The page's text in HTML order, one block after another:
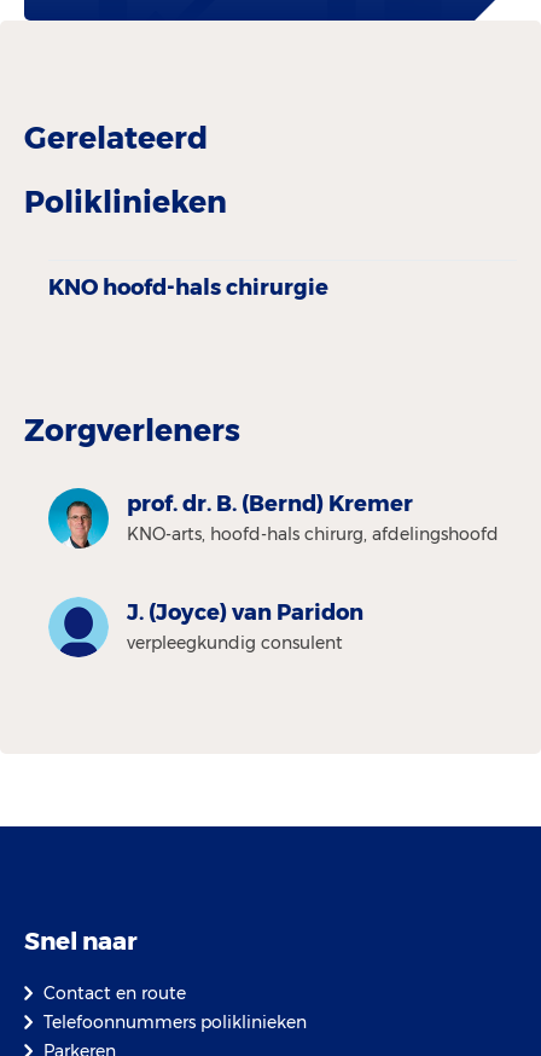
Gerelateerd
Poliklinieken
KNO hoofd-hals chirurgie
Zorgverleners
prof. dr. B. (Bernd) Kremer
KNO-arts, hoofd-hals chirurg, afdelingshoofd
J. (Joyce) van Paridon
verpleegkundig consulent
Snel naar
Contact en route
Telefoonnummers poliklinieken
Parkeren